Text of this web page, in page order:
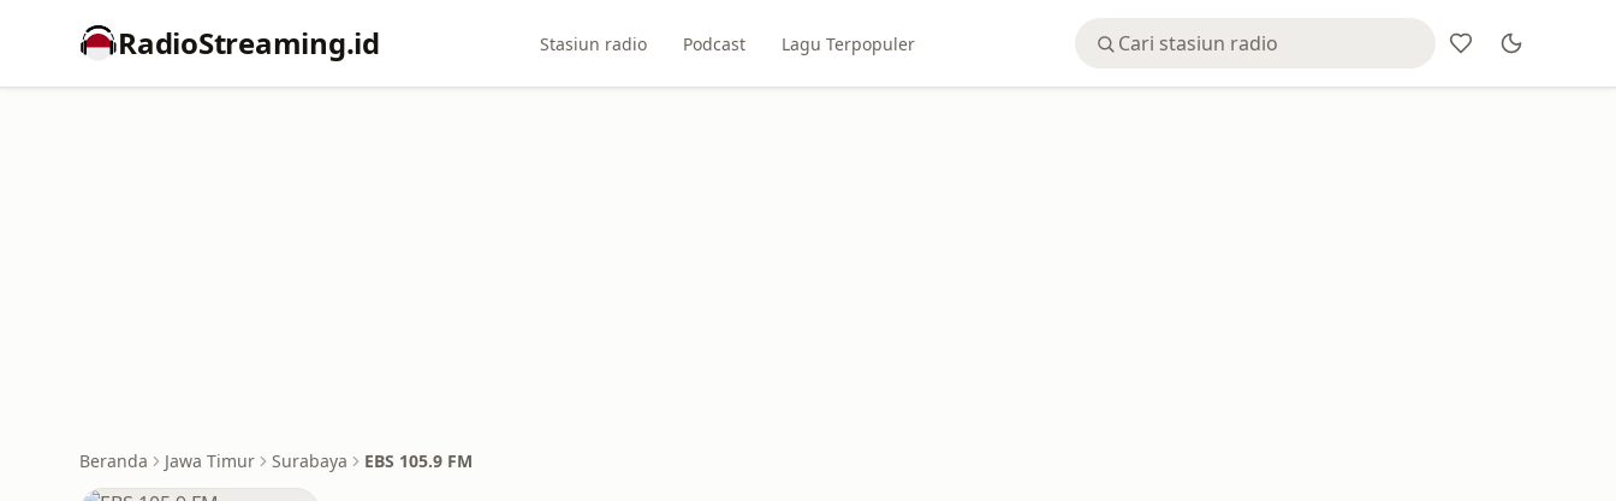
RadioStreaming.id Stasiun radio Podcast Lagu Terpopuler
Beranda Jawa Timur Surabaya EBS 105.9 FM